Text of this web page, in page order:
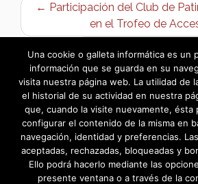
← Participación del Club de
en el Trofeo de
Día Mundial del
Una cookie o galleta informática es un
información que se guarda en su
visita nuestra página web. La utilidad de
el historial de su actividad en nuestra
que, cuando la visite nuevamente, ésta
configurar el contenido de la misma en
navegación, identidad y preferencias.
aceptadas, rechazadas, bloqueadas y
Ello podrá hacerlo mediante las
presente ventana o a través de la